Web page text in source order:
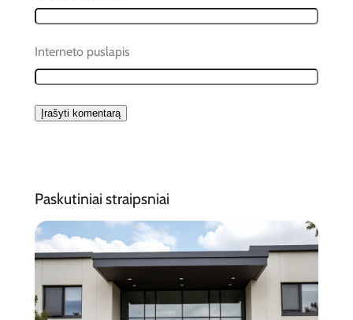
Interneto puslapis
Paskutiniai straipsniai